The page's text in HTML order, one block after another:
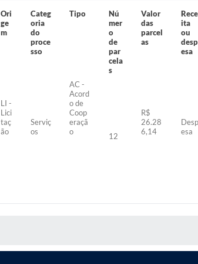
Ori
ge
m
LI -
Lici
taç
ão
Categ
oria
do
proce
sso
Serviç
os
Tipo
AC -
Acord
o de
Coop
eraçã
o
Nú
mer
o
de
par
cela
s
12
Valor
das
parcel
as
R$
26.28
6,14
Rece
ita
ou
desp
esa
Desp
esa